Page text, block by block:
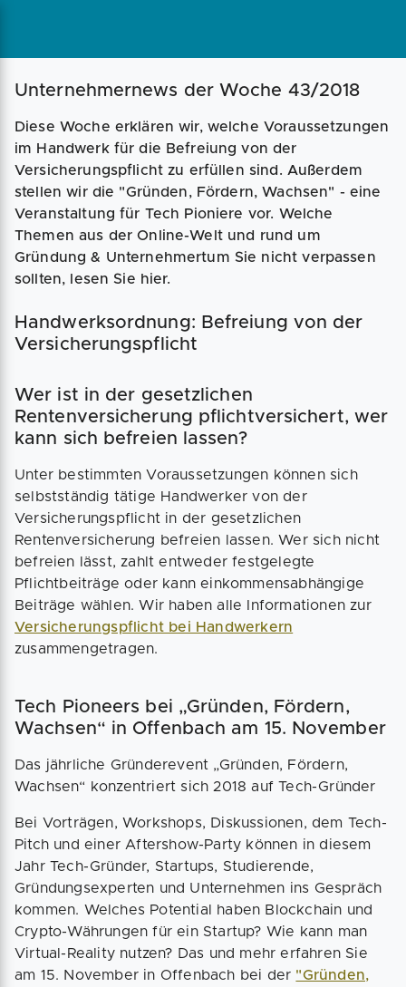
Magazin Businessplan Fördermittel
Angebote
Unternehmernews der Woche 43/2018
Diese Woche erklären wir, welche Voraussetzungen
im Handwerk für die Befreiung von der
Versicherungspflicht zu erfüllen sind. Außerdem
stellen wir die "Gründen, Fördern, Wachsen" - eine
Veranstaltung für Tech Pioniere vor. Welche
Themen aus der Online-Welt und rund um
Gründung & Unternehmertum Sie nicht verpassen
sollten, lesen Sie hier.
Handwerksordnung: Befreiung von der
Versicherungspflicht
Wer ist in der gesetzlichen
Rentenversicherung pflichtversichert, wer
kann sich befreien lassen?
Unter bestimmten Voraussetzungen können sich
selbstständig tätige Handwerker von der
Versicherungspflicht in der gesetzlichen
Rentenversicherung befreien lassen. Wer sich nicht
befreien lässt, zahlt entweder festgelegte
Pflichtbeiträge oder kann einkommensabhängige
Beiträge wählen. Wir haben alle Informationen zur
Versicherungspflicht bei Handwerkern
zusammengetragen.
Tech Pioneers bei „Gründen, Fördern,
Wachsen“ in Offenbach am 15. November
Das jährliche Gründerevent „Gründen, Fördern,
Wachsen“ konzentriert sich 2018 auf Tech-Gründer
Bei Vorträgen, Workshops, Diskussionen, dem Tech-
Pitch und einer Aftershow-Party können in diesem
Jahr Tech-Gründer, Startups, Studierende,
Gründungsexperten und Unternehmen ins Gespräch
kommen. Welches Potential haben Blockchain und
Crypto-Währungen für ein Startup? Wie kann man
Virtual-Reality nutzen? Das und mehr erfahren Sie
am 15. November in Offenbach bei der "Gründen,